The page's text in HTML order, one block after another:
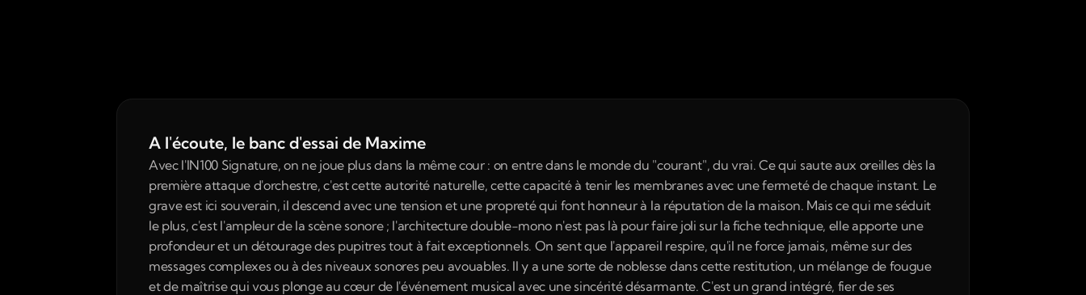
A l'écoute, le banc d'essai de Maxime
Avec l'IN100 Signature, on ne joue plus dans la même cour : on entre dans le monde du "courant", du vrai. Ce qui saute aux oreilles dès la
première attaque d'orchestre, c'est cette autorité naturelle, cette capacité à tenir les membranes avec une fermeté de chaque instant. Le
grave est ici souverain, il descend avec une tension et une propreté qui font honneur à la réputation de la maison. Mais ce qui me séduit
le plus, c'est l'ampleur de la scène sonore ; l'architecture double-mono n'est pas là pour faire joli sur la fiche technique, elle apporte une
profondeur et un détourage des pupitres tout à fait exceptionnels. On sent que l'appareil respire, qu'il ne force jamais, même sur des
messages complexes ou à des niveaux sonores peu avouables. Il y a une sorte de noblesse dans cette restitution, un mélange de fougue
et de maîtrise qui vous plonge au cœur de l'événement musical avec une sincérité désarmante. C'est un grand intégré, fier de ses